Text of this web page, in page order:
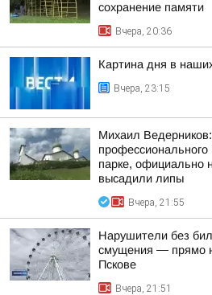
сохранение памяти
Вчера, 20:36
Картина дня в
Вчера, 23:15
Михаил
профессионального
парке, официально
высадили липы
Вчера, 21:55
Нарушители без
смущения — прямо
Пскове
Вчера, 21:51